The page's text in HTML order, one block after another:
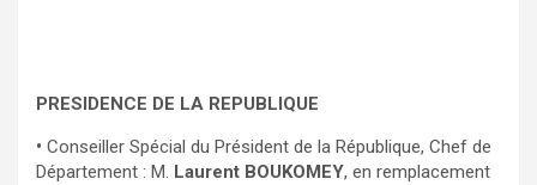
PRESIDENCE DE LA REPUBLIQUE
• Conseiller Spécial du Président de la République, Chef de
Département : M. Laurent BOUKOMEY, en remplacement